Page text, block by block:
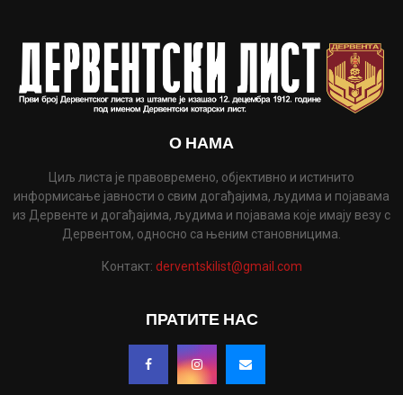
О НАМА
Циљ листа је правовремено, објективно и истинито
информисање јавности о свим догађајима, људима и појавама
из Дервенте и догађајима, људима и појавама које имају везу с
Дервентом, односно са њеним становницима.
Контакт: derventskilist@gmail.com
ПРАТИТЕ НАС